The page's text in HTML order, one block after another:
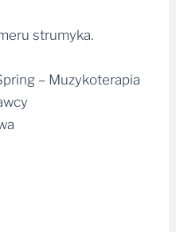
strumyka.
– Muzykoterapia